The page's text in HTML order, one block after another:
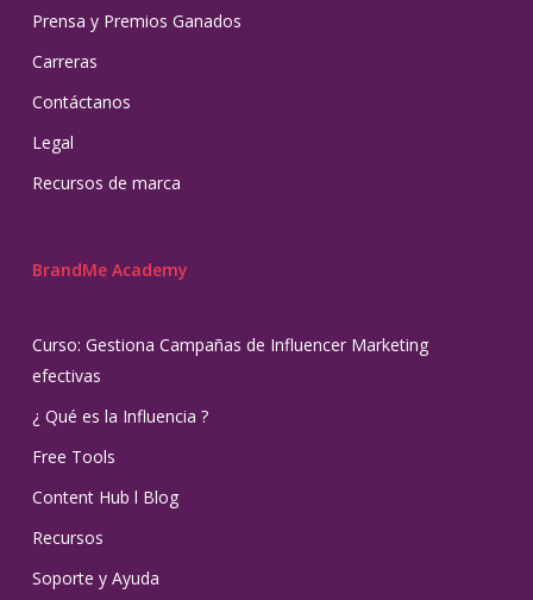
Prensa y Premios Ganados
Carreras
Contáctanos
Legal
Recursos de marca
BrandMe Academy
Curso: Gestiona Campañas de Influencer Marketing
efectivas
¿ Qué es la Influencia ?
Free Tools
Content Hub l Blog
Recursos
Soporte y Ayuda